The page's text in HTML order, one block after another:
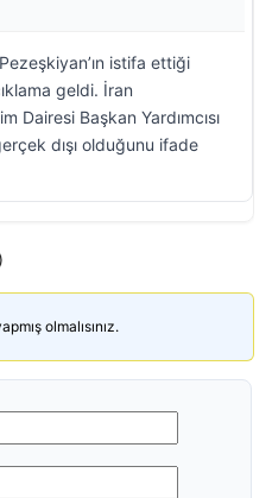
istifa ettiği
geldi. İran
Dairesi Başkan Yardımcısı
dışı olduğunu ifade
olmalısınız.